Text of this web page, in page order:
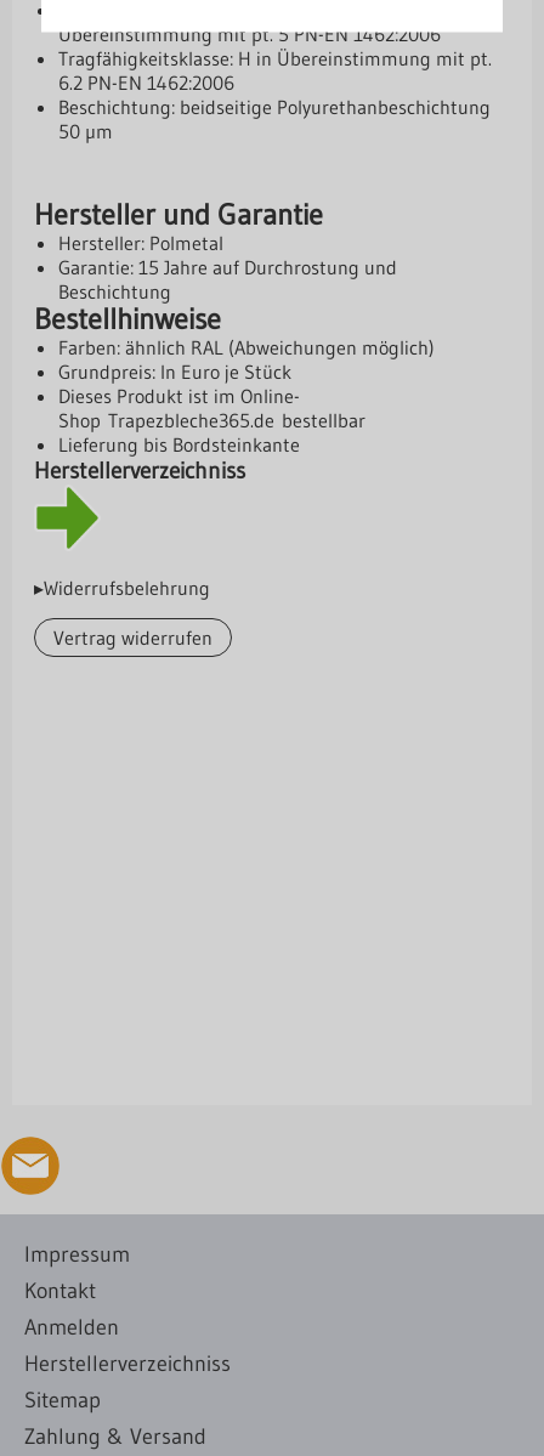
Übereinstimmung mit pt. 5 PN-EN 1462:2006
Tragfähigkeitsklasse: H in Übereinstimmung mit pt.
6.2 PN-EN 1462:2006
Beschichtung: beidseitige Polyurethanbeschichtung
50 µm
Hersteller und Garantie
Hersteller: Polmetal
Garantie: 15 Jahre auf Durchrostung und
Beschichtung
Bestellhinweise
Farben: ähnlich RAL (Abweichungen möglich)
Grundpreis: In Euro je Stück
Dieses Produkt ist im Online-
Shop Trapezbleche365.de bestellbar
Lieferung bis Bordsteinkante
Herstellerverzeichniss
▸Widerrufsbelehrung
Vertrag widerrufen
Impressum
Kontakt
Anmelden
Herstellerverzeichniss
Sitemap
Zahlung & Versand